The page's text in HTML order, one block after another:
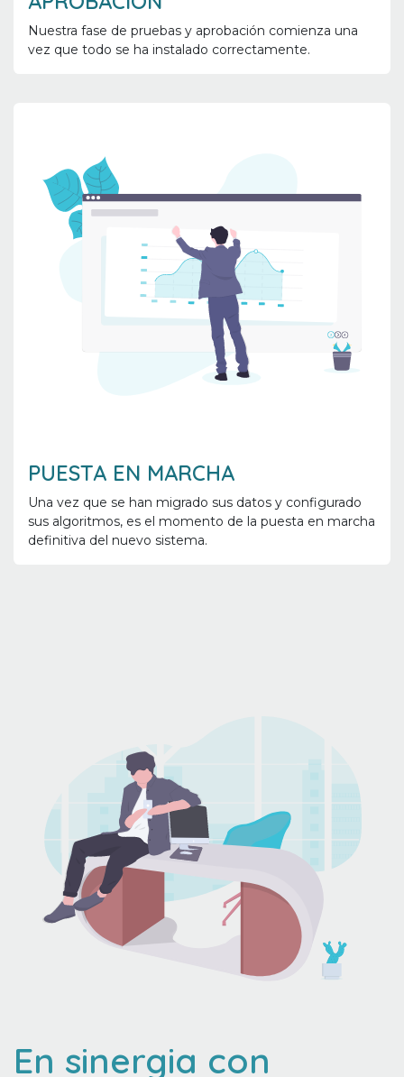
Nuestra fase de pruebas y aprobación comienza una
vez que todo se ha instalado correctamente.
PUESTA EN MARCHA
Una vez que se han migrado sus datos y configurado
sus algoritmos, es el momento de la puesta en marcha
definitiva del nuevo sistema.
En sinergia con